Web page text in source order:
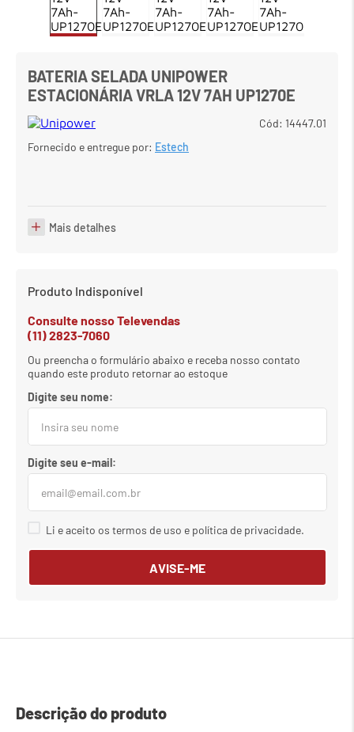
emmeetup logitech
º emteclado fio
10º em tablet
BATERIA SELADA UNIPOWER
ESTACIONÁRIA VRLA 12V 7AH UP1270E
Cód: 14447.01
Fornecido e entregue por: Estech
Mais detalhes
Produto Indisponível
Consulte nosso Televendas
(11) 2823-7060
Ou preencha o formulário abaixo e receba nosso contato
quando este produto retornar ao estoque
Li e aceito os termos de uso e política de privacidade.
AVISE-ME
Descrição do produto